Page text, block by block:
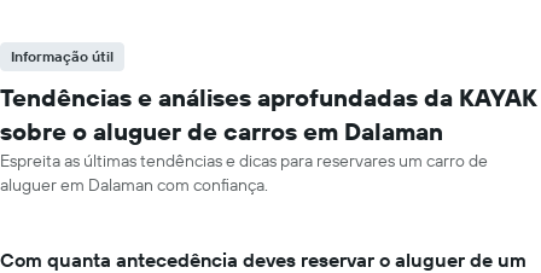
Informação útil
Tendências e análises aprofundadas da KAYAK
sobre o aluguer de carros em Dalaman
Espreita as últimas tendências e dicas para reservares um carro de
aluguer em Dalaman com confiança.
Com quanta antecedência deves reservar o aluguer de um